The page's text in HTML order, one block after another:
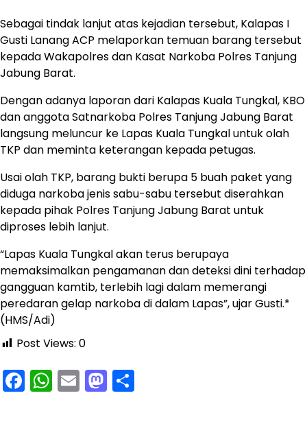
Sebagai tindak lanjut atas kejadian tersebut, Kalapas I
Gusti Lanang ACP melaporkan temuan barang tersebut
kepada Wakapolres dan Kasat Narkoba Polres Tanjung
Jabung Barat.
Dengan adanya laporan dari Kalapas Kuala Tungkal, KBO
dan anggota Satnarkoba Polres Tanjung Jabung Barat
langsung meluncur ke Lapas Kuala Tungkal untuk olah
TKP dan meminta keterangan kepada petugas.
Usai olah TKP, barang bukti berupa 5 buah paket yang
diduga narkoba jenis sabu-sabu tersebut diserahkan
kepada pihak Polres Tanjung Jabung Barat untuk
diproses lebih lanjut.
“Lapas Kuala Tungkal akan terus berupaya
memaksimalkan pengamanan dan deteksi dini terhadap
gangguan kamtib, terlebih lagi dalam memerangi
peredaran gelap narkoba di dalam Lapas”, ujar Gusti.*
(HMS/Adi)
Post Views: 0
Facebook
WhatsApp
EmailMastodon